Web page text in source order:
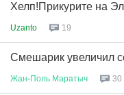
Хелп!Прикурите на
Uzanto 19
Смешарик увеличил
Жан-Поль Маратыч 30